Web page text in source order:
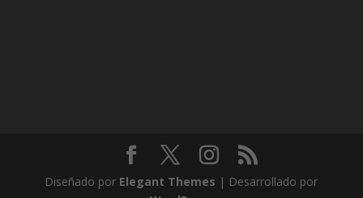
Diseñado por Elegant Themes | Desarrollado por